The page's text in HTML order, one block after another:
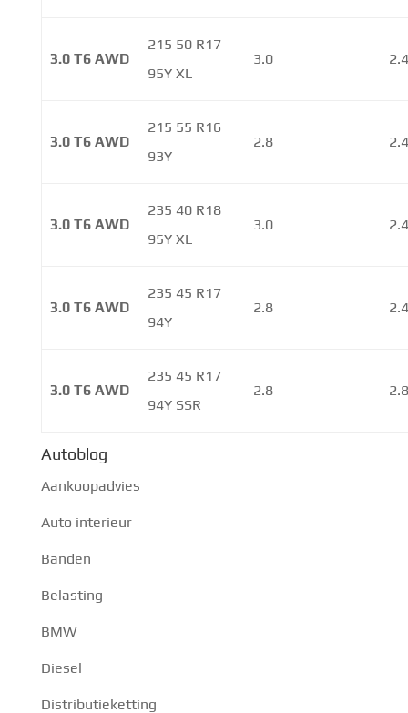
3.0 T6 AWD
215 50 R17
95Y XL
3.0
3.0 T6 AWD
215 55 R16
93Y
2.8
3.0 T6 AWD
235 40 R18
95Y XL
3.0
3.0 T6 AWD
235 45 R17
94Y
2.8
3.0 T6 AWD
235 45 R17
94Y SSR
2.8
Autoblog
Aankoopadvies
Auto interieur
Banden
Belasting
BMW
Diesel
Distributieketting